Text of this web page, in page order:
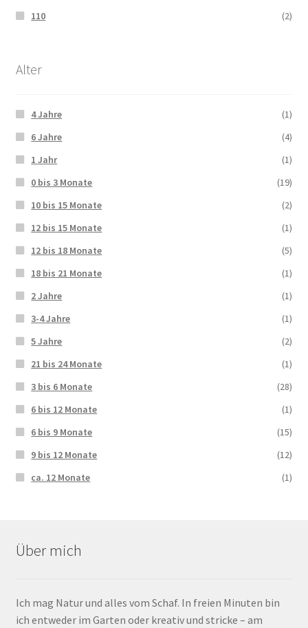
110
(2)
Alter
4 Jahre
(1)
6 Jahre
(4)
1 Jahr
(1)
0 bis 3 Monate
(19)
10 bis 15 Monate
(2)
12 bis 15 Monate
(1)
12 bis 18 Monate
(5)
18 bis 21 Monate
(1)
2 Jahre
(1)
3-4 Jahre
(1)
5 Jahre
(2)
21 bis 24 Monate
(1)
3 bis 6 Monate
(28)
6 bis 12 Monate
(1)
6 bis 9 Monate
(15)
9 bis 12 Monate
(12)
ca. 12 Monate
(1)
Über mich
Ich mag Natur und alles vom Schaf. In freien Minuten bin
ich entweder im Garten oder kreativ und stricke – am